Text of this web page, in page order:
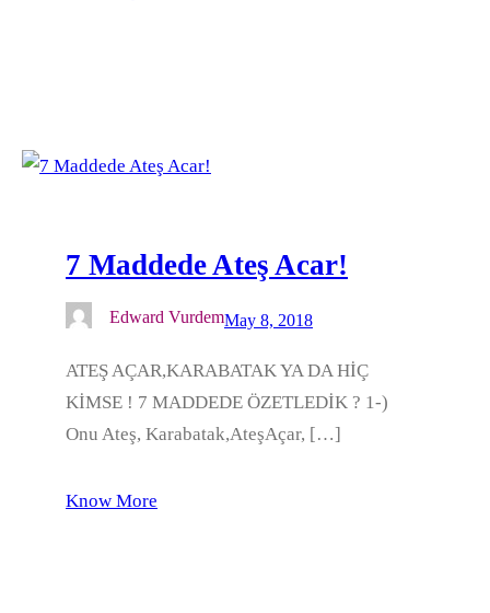
7 Maddede Ateş Acar!
Edward VurdemMay 8, 2018
ATEŞ AÇAR,KARABATAK YA DA HİÇ
KİMSE ! 7 MADDEDE ÖZETLEDİK ? 1-)
Onu Ateş, Karabatak,AteşAçar, […]
Know More